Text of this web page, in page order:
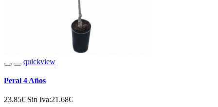
quickview
Peral 4 Años
23.85€ Sin Iva:21.68€